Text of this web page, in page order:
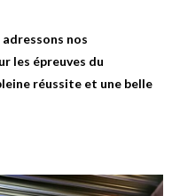
nos
les épreuves du
réussite et une belle